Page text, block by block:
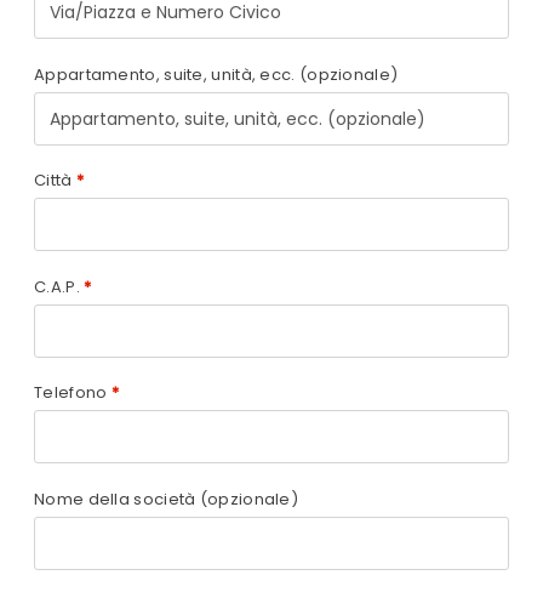
Appartamento, suite, unità, ecc. (opzionale)
Città *
C.A.P. *
Telefono *
Nome della società (opzionale)